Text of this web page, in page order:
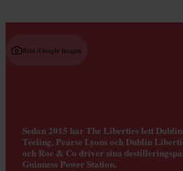
Bild /Google Imagen
Sedan 2015 har The Liberties lett
Teeling, Pearse Lyons och Dublin
och Roe & Co driver sina
Guinness Power Station.